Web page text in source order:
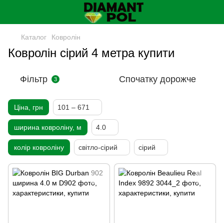
Каталог Ковролін
Ковролін сірий 4 метра купити
Фільтр 3 Спочатку дорожче
Ціна, грн 101 – 671
ширина ковроліну, м 4.0
колір ковроліну світло-сірий сірий